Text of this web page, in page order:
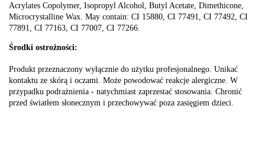
Acrylates Copolymer, Isopropyl Alcohol, Butyl Acetate, Dimethicone,
Microcrystalline Wax. May contain: CI 15880, CI 77491, CI 77492, CI
77891, CI 77163, CI 77007, CI 77266.
Środki ostrożności:
Produkt przeznaczony wyłącznie do użytku profesjonalnego. Unikać
kontaktu ze skórą i oczami. Może powodować reakcje alergiczne. W
przypadku podrażnienia - natychmiast zaprzestać stosowania. Chronić
przed światłem słonecznym i przechowywać poza zasięgiem dzieci.